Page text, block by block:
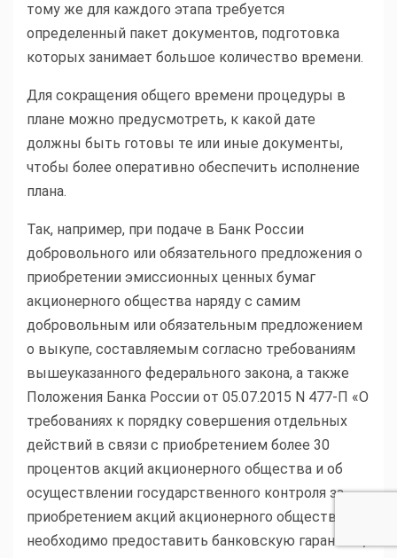
тому же для каждого этапа требуется
определенный пакет документов, подготовка
которых занимает большое количество времени.
Для сокращения общего времени процедуры в
плане можно предусмотреть, к какой дате
должны быть готовы те или иные документы,
чтобы более оперативно обеспечить исполнение
плана.
Так, например, при подаче в Банк России
добровольного или обязательного предложения о
приобретении эмиссионных ценных бумаг
акционерного общества наряду с самим
добровольным или обязательным предложением
о выкупе, составляемым согласно требованиям
вышеуказанного федерального закона, а также
Положения Банка России от 05.07.2015 N 477-П «О
требованиях к порядку совершения отдельных
действий в связи с приобретением более 30
процентов акций акционерного общества и об
осуществлении государственного контроля за
приобретением акций акционерного общества»,
необходимо предоставить банковскую гарантию,